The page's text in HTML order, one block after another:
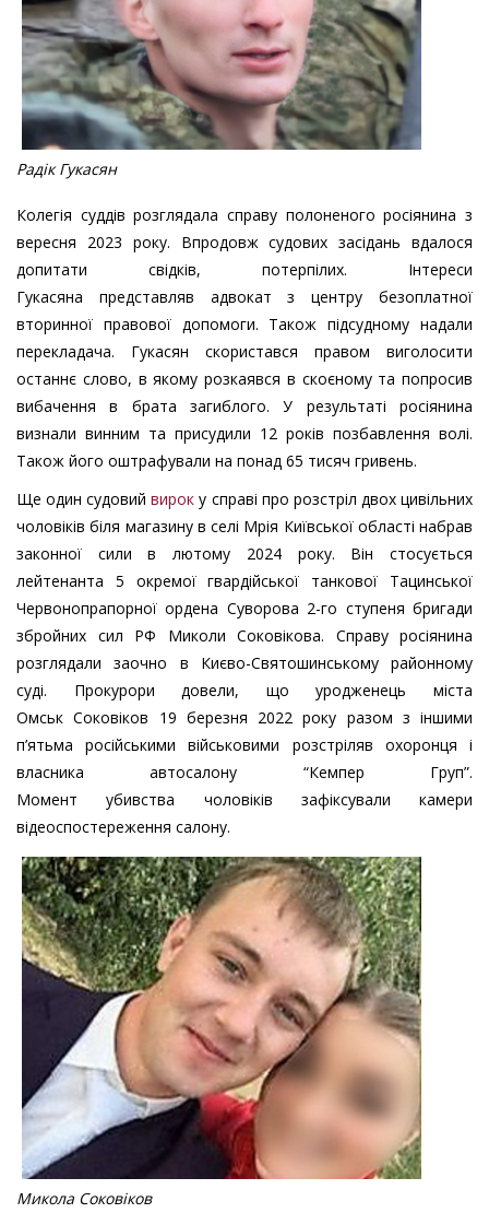
Радік Гукасян
Колегія суддів розглядала справу полоненого росіянина з
вересня 2023 року. Впродовж судових засідань вдалося
допитати свідків, потерпілих. Інтереси
Гукасяна представляв адвокат з центру безоплатної
вторинної правової допомоги. Також підсудному надали
перекладача. Гукасян скористався правом виголосити
останнє слово, в якому розкаявся в скоєному та попросив
вибачення в брата загиблого. У результаті росіянина
визнали винним та присудили 12 років позбавлення волі.
Також його оштрафували на понад 65 тисяч гривень.
Ще один судовийвирок у справі про розстріл двох цивільних
чоловіків біля магазину в селі Мрія Київської області набрав
законної сили в лютому 2024 року. Він стосується
лейтенанта 5 окремої гвардійської танкової Тацинської
Червонопрапорної ордена Суворова 2-го ступеня бригади
збройних сил РФ Миколи Соковікова. Справу росіянина
розглядали заочно в Києво-Святошинському районному
суді. Прокурори довели, що уродженець міста
Омськ Соковіков 19 березня 2022 року разом з іншими
п’ятьма російськими військовими розстріляв охоронця і
власника автосалону “Кемпер Груп”.
Момент убивства чоловіків зафіксували камери
відеоспостереження салону.
Микола Соковіков